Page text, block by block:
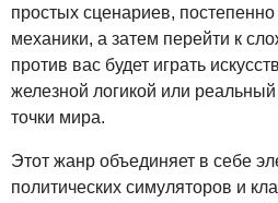
простых сценариев,
механики, а затем перейти к
против вас будет играть
железной логикой или
точки мира.
Этот жанр объединяет в себе
политических симуляторов и